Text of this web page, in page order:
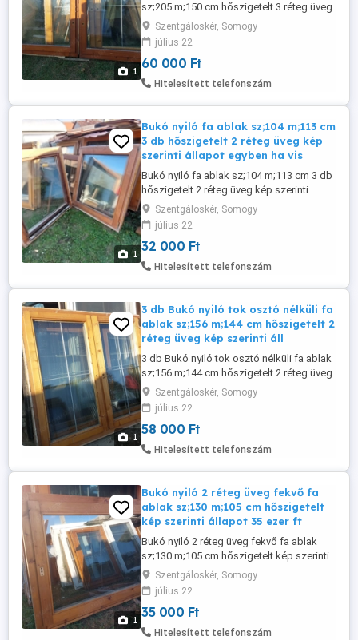
1
sz;205 m;150 cm hőszigetelt 3 réteg üveg
nehéz mint a dög kép szerinti állapot 60
ezer ft csere is érdekel.
Szentgáloskér, Somogy
július 22
60 000 Ft
Hitelesített telefonszám
1
Bukó nyiló fa ablak sz;104 m;113 cm
3 db hőszigetelt 2 réteg üveg kép
szerinti állapot egyben ha vis
Bukó nyiló fa ablak sz;104 m;113 cm 3 db
hőszigetelt 2 réteg üveg kép szerinti
állapot egyben ha viszed 32 ezer ft db
csere is érdekel.
Szentgáloskér, Somogy
július 22
32 000 Ft
Hitelesített telefonszám
1
3 db Bukó nyiló tok osztó nélküli fa
ablak sz;156 m;144 cm hőszigetelt 2
réteg üveg kép szerinti áll
3 db Bukó nyiló tok osztó nélküli fa ablak
sz;156 m;144 cm hőszigetelt 2 réteg üveg
kép szerinti állapot 58 ezer ft db ha
egyben viszed csere is érdekel.
Szentgáloskér, Somogy
július 22
58 000 Ft
Hitelesített telefonszám
1
Bukó nyiló 2 réteg üveg fekvő fa
ablak sz;130 m;105 cm hőszigetelt
kép szerinti állapot 35 ezer ft
Bukó nyiló 2 réteg üveg fekvő fa ablak
sz;130 m;105 cm hőszigetelt kép szerinti
állapot 35 ezer ft csere is érdekel.
Szentgáloskér, Somogy
július 22
35 000 Ft
Hitelesített telefonszám